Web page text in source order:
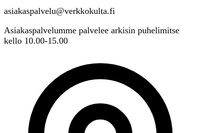
asiakaspalvelu@verkkokulta.fi
Asiakaspalvelumme palvelee arkisin puhelimitse
kello 10.00-15.00